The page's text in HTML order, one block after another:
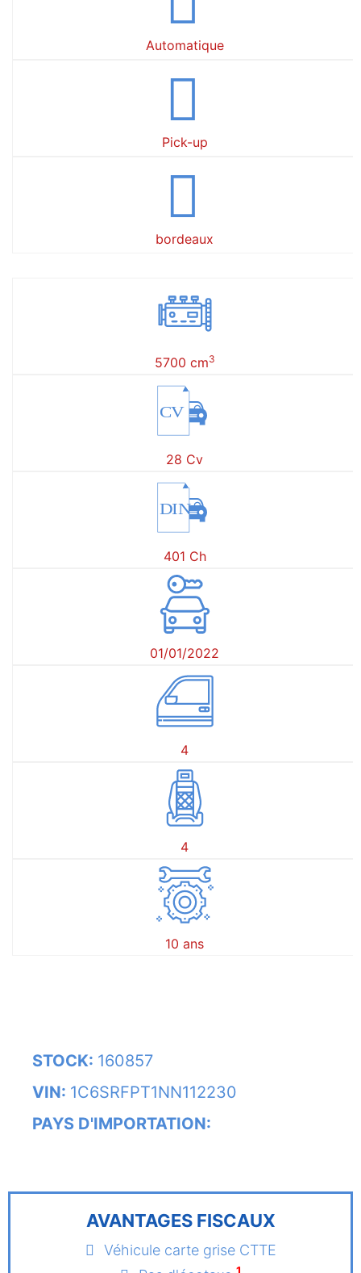
Automatique
Pick-up
bordeaux
5700 cm3
CV
28 Cv
DIN
401 Ch
01/01/2022
4
4
10 ans
STOCK: 160857
VIN: 1C6SRFPT1NN112230
PAYS D'IMPORTATION:
AVANTAGES FISCAUX
Véhicule carte grise CTTE